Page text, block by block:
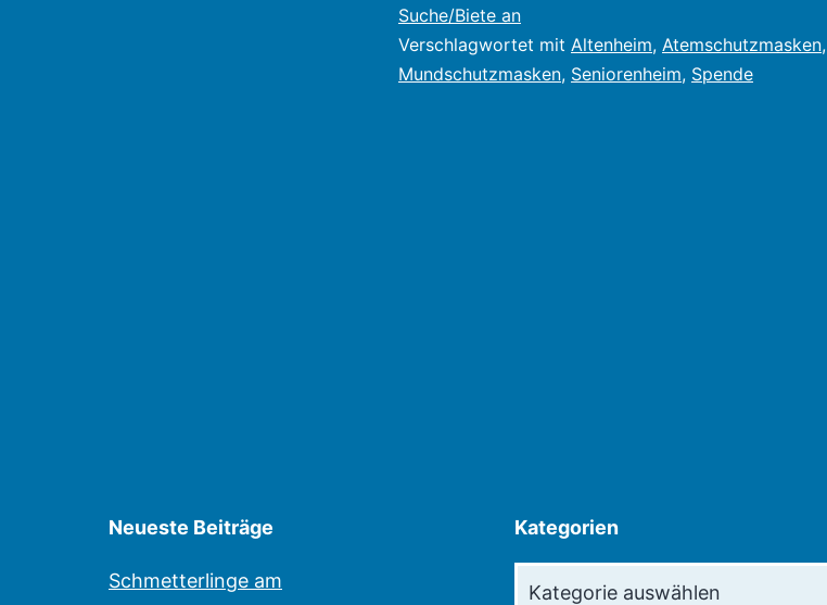
Suche/Biete an
Verschlagwortet mit Altenheim, Atemschutzmasken,
Mundschutzmasken, Seniorenheim, Spende
Neueste Beiträge
Schmetterlinge am
Kategorien